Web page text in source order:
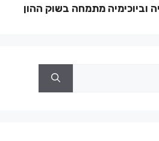
וביוכימיה מתמחה בשוק ההון